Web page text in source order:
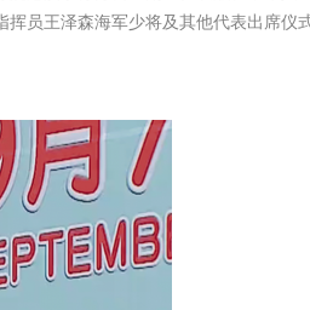
员王泽森海军少将及其他代表出席仪式